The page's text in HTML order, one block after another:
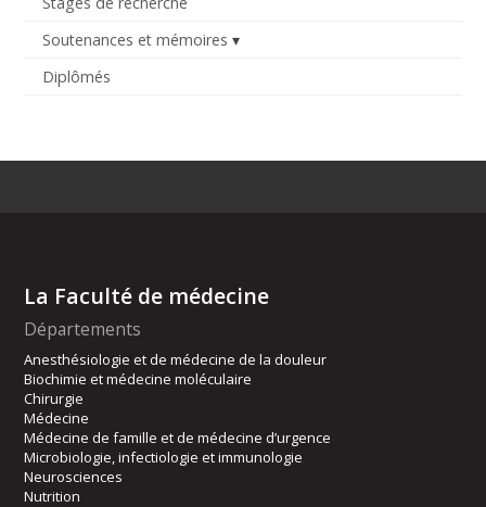
Soutenances et mémoires
Diplômés
La Faculté de médecine
Départements
Anesthésiologie et de médecine de la douleur
Biochimie et médecine moléculaire
Chirurgie
Médecine
Médecine de famille et de médecine d’urgence
Microbiologie, infectiologie et immunologie
Neurosciences
Nutrition